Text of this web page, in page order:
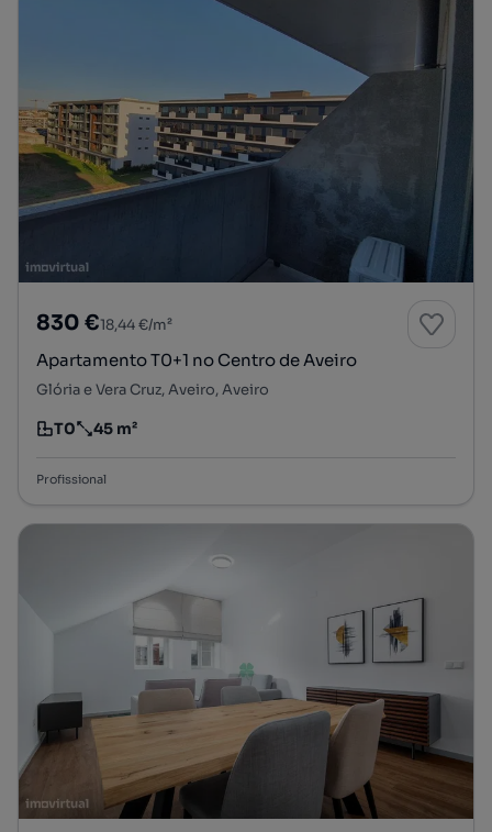
830 €18,44 €/m²
Apartamento T0+1 no Centro de Aveiro
Glória e Vera Cruz, Aveiro, Aveiro
Tipologia
T0
Preço por metro quadrado
45 m²
Profissional